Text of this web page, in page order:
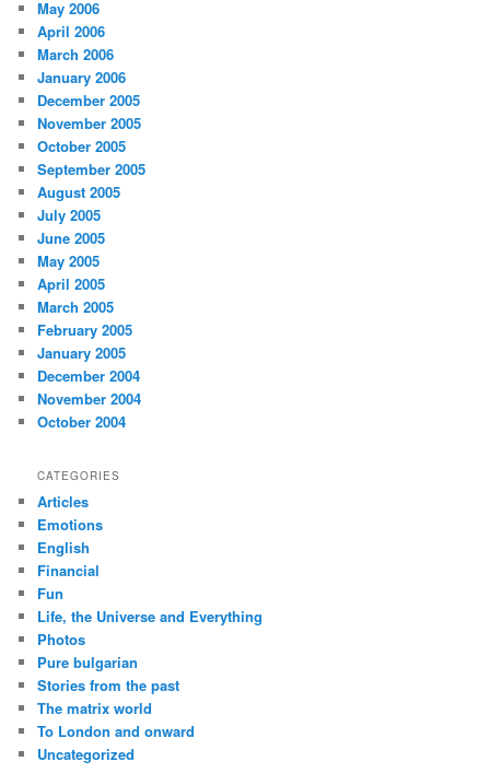
May 2006
April 2006
March 2006
January 2006
December 2005
November 2005
October 2005
September 2005
August 2005
July 2005
June 2005
May 2005
April 2005
March 2005
February 2005
January 2005
December 2004
November 2004
October 2004
CATEGORIES
Articles
Emotions
English
Financial
Fun
Life, the Universe and Everything
Photos
Pure bulgarian
Stories from the past
The matrix world
To London and onward
Uncategorized